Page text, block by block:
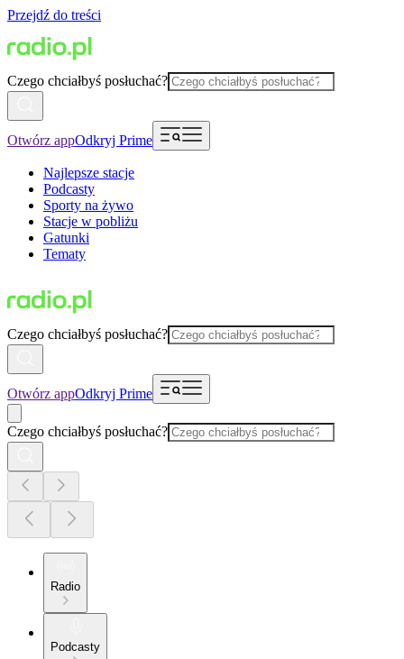
Przejdź do treści
Czego chciałbyś posłuchać?
Otwórz appOdkryj Prime
Najlepsze stacje
Podcasty
Sporty na żywo
Stacje w pobliżu
Gatunki
Tematy
Czego chciałbyś posłuchać?
Otwórz appOdkryj Prime
Czego chciałbyś posłuchać?
Radio
Podcasty